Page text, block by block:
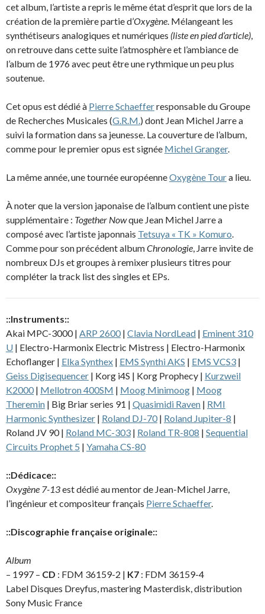
cet album, l’artiste a repris le même état d’esprit que lors de la
création de la première partie d’Oxygène. Mélangeant les
synthétiseurs analogiques et numériques (liste en pied d’article),
on retrouve dans cette suite l’atmosphère et l’ambiance de
l’album de 1976 avec peut être une rythmique un peu plus
soutenue.
Cet opus est dédié à Pierre Schaefferresponsable du Groupe
de Recherches Musicales (G.R.M.) dont Jean Michel Jarre a
suivi la formation dans sa jeunesse. La couverture de l’album,
comme pour le premier opus est signée Michel Granger.
La même année, une tournée européenneOxygène Toura lieu.
À noter que la version japonaise de l’album contient une piste
supplémentaire : Together Nowque Jean Michel Jarre a
composé avec l’artiste japonnais Tetsuya « TK » Komuro.
Comme pour son précédent albumChronologie, Jarre invite de
nombreux DJs et groupes à remixer plusieurs titres pour
compléter la track list des singles et EPs.
::Instruments::
Akai MPC-3000 | ARP 2600 | Clavia NordLead | Eminent 310
U | Electro-Harmonix Electric Mistress | Electro-Harmonix
Echoflanger | Elka Synthex | EMS Synthi AKS | EMS VCS3 |
Geiss Digisequencer | Korg i4S | Korg Prophecy | Kurzweil
K2000 | Mellotron 400SM | Moog Minimoog | Moog
Theremin | Big Briar series 91 | Quasimidi Raven | RMI
Harmonic Synthesizer | Roland DJ-70 | Roland Jupiter-8 |
Roland JV 90 | Roland MC-303 | Roland TR-808 | Sequential
Circuits Prophet 5 | Yamaha CS-80
::Dédicace::
Oxygène 7-13est dédié au mentor de Jean-Michel Jarre,
l’ingénieur et compositeur français Pierre Schaeffer.
::Discographie française originale::
Album
– 1997 – CD : FDM 36159-2 | K7 : FDM 36159-4
Label Disques Dreyfus, mastering Masterdisk, distribution
Sony Music France